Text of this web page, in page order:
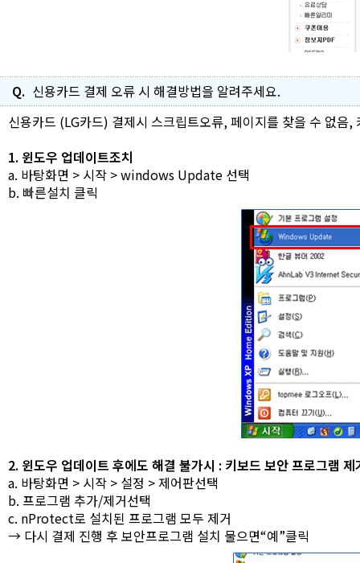
Q. 신용카드 결제 오류 시 해결방법을 알려주세요.
신용카드 (LG카드) 결제시 스크립트오류, 페이지를 찾을 수 없
1. 윈도우 업데이트조치
a. 바탕화면 > 시작 >windows Update 선택
b. 빠른설치 클릭
2. 윈도우 업데이트 후에도 해결 불가시 : 키보드 보안 프로그램
a. 바탕화면 > 시작 > 설정 >제어판선택
b. 프로그램 추가/제거선택
c. nProtect로 설치된 프로그램 모두 제거
→ 다시 결제 진행 후 보안프로그램 설치 물으면“예”클릭